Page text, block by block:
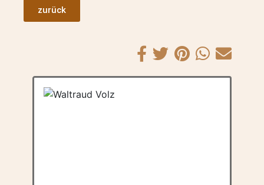
zurück